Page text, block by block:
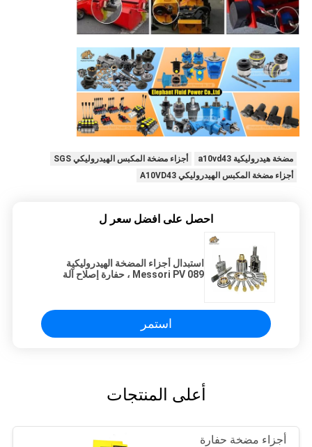
مضخة هيدروليكية a10vd43
أجزاء مضخة المكبس الهيدروليكي SGS
أجزاء مضخة المكبس الهيدروليكي A10VD43
احصل على افضل سعر ل
استبدال أجزاء المضخة الهيدروليكية
Messori PV 089 ، حفارة إصلاح آلة
استمر
أعلى المنتجات
أجزاء مضخة حفارة